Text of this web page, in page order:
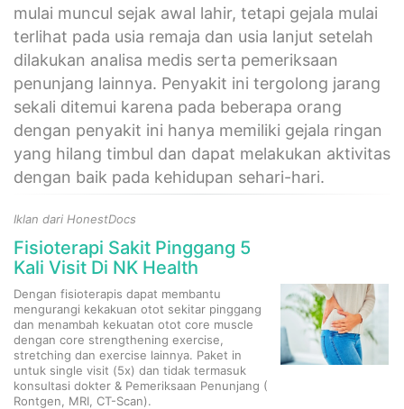
mulai muncul sejak awal lahir, tetapi gejala mulai
terlihat pada usia remaja dan usia lanjut setelah
dilakukan analisa medis serta pemeriksaan
penunjang lainnya. Penyakit ini tergolong jarang
sekali ditemui karena pada beberapa orang
dengan penyakit ini hanya memiliki gejala ringan
yang hilang timbul dan dapat melakukan aktivitas
dengan baik pada kehidupan sehari-hari.
Iklan dari HonestDocs
Fisioterapi Sakit Pinggang 5
Kali Visit Di NK Health
Dengan fisioterapis dapat membantu
mengurangi kekakuan otot sekitar pinggang
dan menambah kekuatan otot core muscle
dengan core strengthening exercise,
stretching dan exercise lainnya. Paket in
untuk single visit (5x) dan tidak termasuk
konsultasi dokter & Pemeriksaan Penunjang (
Rontgen, MRI, CT-Scan).